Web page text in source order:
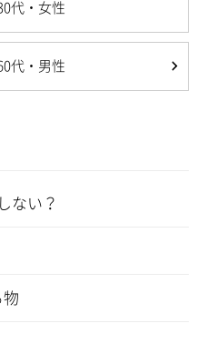
代・女性
代・男性
ない？
物